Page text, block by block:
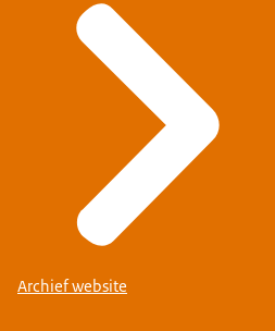
Archief website